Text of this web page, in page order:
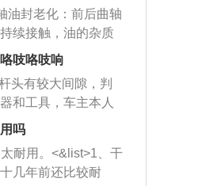
因为积碳过多引起
元催化器泡在草酸
到解决，将清洗剂
油混合后，车辆启
一起进入到燃烧
出，就可以让三元
气管堵塞的情况就
同样也要打相同的
后强调要反复练
肌肉记忆，在真实
记忆也能打好方
油封老化：前后曲轴
续接触，油的杂质
变化使其密封效果
或漏油。<&list>2、
会使活塞环与缸体
油流入燃烧室中，
、机油粘度。使用
同样会有烧机油现
有很好的流动性，
吱咯吱响
头有较大间隙，判
和工具，车主本人
辆送到修理厂或4s
轴套管防尘罩破
油现象，使半轴磨
容易损坏，产生异
吗
耐用。<&list>1、干
几年前还比较耐